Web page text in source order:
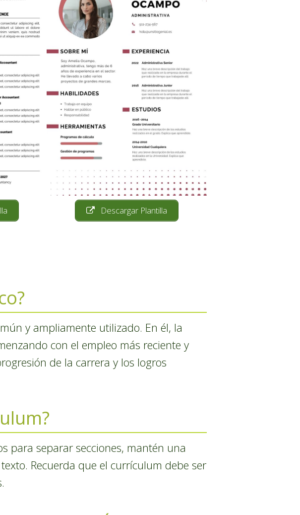
Descargar Plantilla
y ampliamente utilizado. En él, la
con el empleo más reciente y
de la carrera y los logros
para separar secciones, mantén una
Recuerda que el currículum debe ser